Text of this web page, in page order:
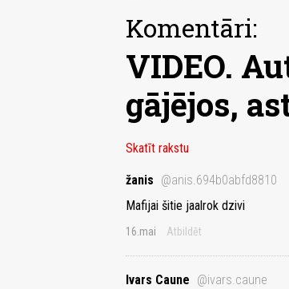
Komentāri:
VIDEO.
gājējos,
Skatīt rakstu
žanis @anis.694b0abfd8810
Mafijai šitie jaalrok dzivi
16.mai Atbildēt
Ivars Caune @ivars.caune